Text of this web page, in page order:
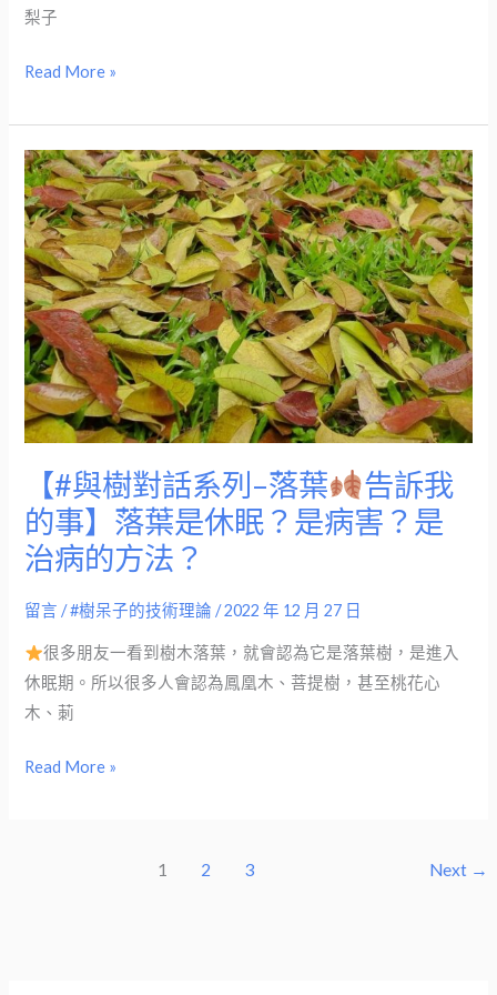
梨子
Read More »
【#與樹對話系列–落葉
告訴我
的事】落葉是休眠？是病害？是
治病的方法？
留言 /#樹呆子的技術理論 /2022 年 12 月 27 日
很多朋友一看到樹木落葉，就會認為它是落葉樹，是進入
休眠期。所以很多人會認為鳳凰木、菩提樹，甚至桃花心
木、莿
【#
與
樹
對
話
系
列
–
落
葉
訴
我
事】
落
葉
是
眠？
Read More »
1 2 3 Next →